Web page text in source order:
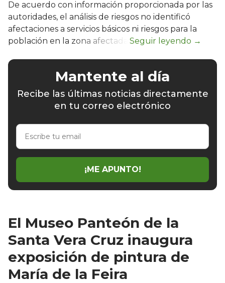
De acuerdo con información proporcionada por las
autoridades, el análisis de riesgos no identificó
afectaciones a servicios básicos ni riesgos para la
población en la zona afectada.
Mantente al día
Recibe las últimas noticias directamente
en tu correo electrónico
Escribe
email
¡ME APUNTO!
El Museo Panteón de la
Santa Vera Cruz inaugura
exposición de pintura de
María de la Feira